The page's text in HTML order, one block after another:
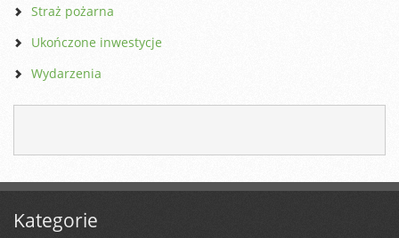
Straż pożarna
Ukończone inwestycje
Wydarzenia
Kategorie